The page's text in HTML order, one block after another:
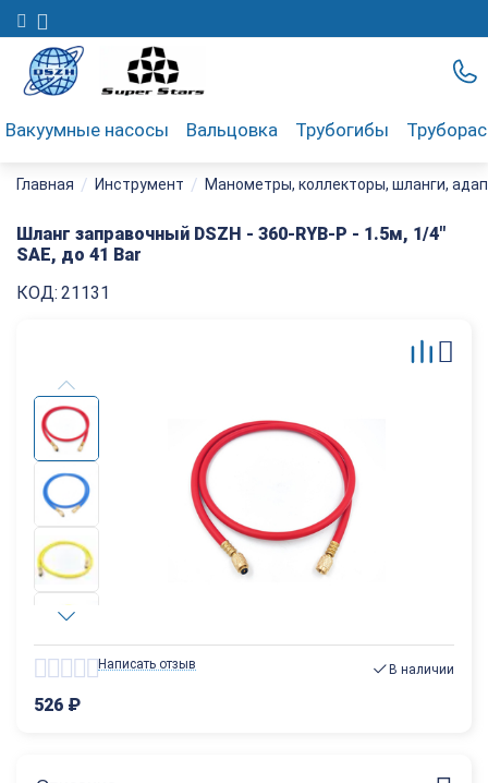
Вакуумные насосы Вальцовка Трубогибы
Главная / Инструмент / Манометры, коллекторы, шланги,
Шланг заправочный DSZH - 360-RYB-P - 1.5м, 1/4"
SAE, до 41 Bar
КОД: 21131
Написать отзыв В наличии
526 ₽